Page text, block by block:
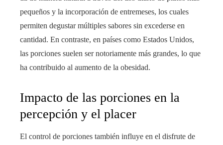
pequeños y la incorporación de entremeses, los cuales
permiten degustar múltiples sabores sin excederse en
cantidad. En contraste, en países como Estados Unidos,
las porciones suelen ser notoriamente más grandes, lo que
ha contribuido al aumento de la obesidad.
Impacto de las porciones en la
percepción y el placer
El control de porciones también influye en el disfrute de